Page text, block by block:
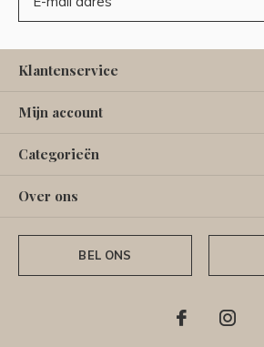
Klantenservice
Mijn account
Categorieën
Over ons
BEL ONS